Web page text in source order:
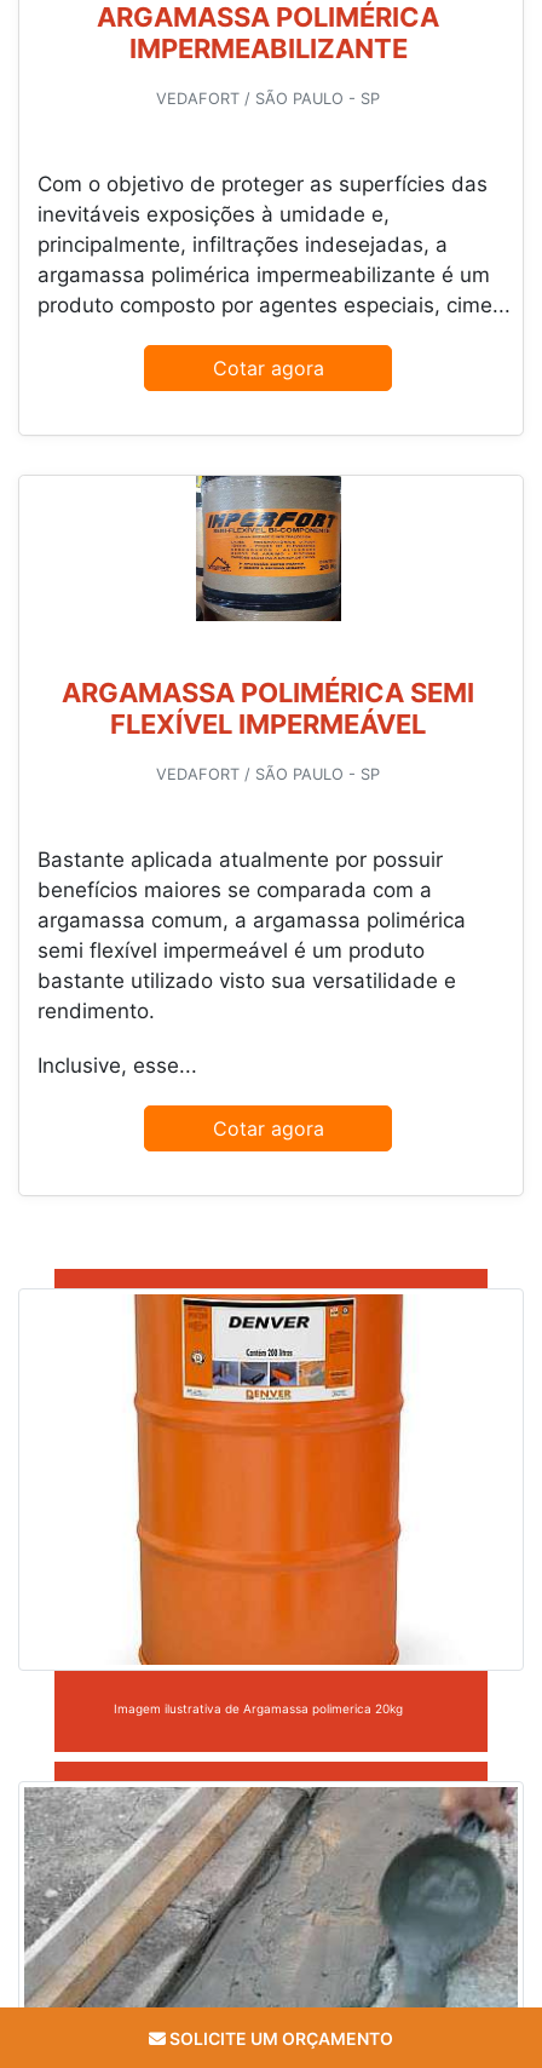
ARGAMASSA POLIMÉRICA
IMPERMEABILIZANTE
VEDAFORT / SÃO PAULO - SP
Com o objetivo de proteger as superfícies das
inevitáveis exposições à umidade e,
principalmente, infiltrações indesejadas, a
argamassa polimérica impermeabilizante é um
produto composto por agentes especiais, cime...
Cotar agora
ARGAMASSA POLIMÉRICA SEMI
FLEXÍVEL IMPERMEÁVEL
VEDAFORT / SÃO PAULO - SP
Bastante aplicada atualmente por possuir
benefícios maiores se comparada com a
argamassa comum, a argamassa polimérica
semi flexível impermeável é um produto
bastante utilizado visto sua versatilidade e
rendimento.
Inclusive, esse...
Cotar agora
Imagem ilustrativa de Argamassa polimerica 20kg
SOLICITE UM ORÇAMENTO